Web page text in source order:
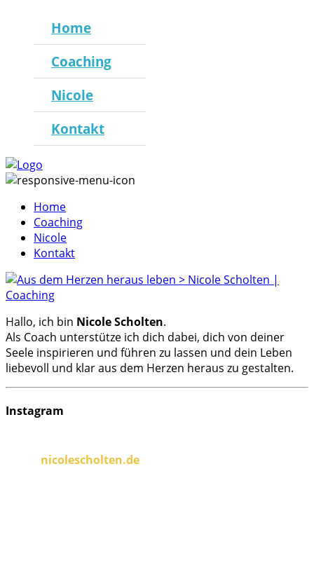
Home
Coaching
Nicole
Kontakt
Home
Coaching
Nicole
Kontakt
Hallo, ich bin Nicole Scholten.
Als Coach unterstütze ich dich dabei, dich von deiner
Seele inspirieren und führen zu lassen und dein Leben
liebevoll und klar aus dem Herzen heraus zu gestalten.
Instagram
nicolescholten.de